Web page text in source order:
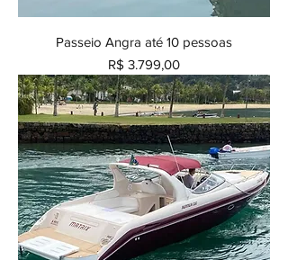
Passeio Angra até 10 pessoas
Preço
R$ 3.799,00